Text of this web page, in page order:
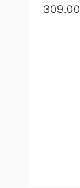
309.00